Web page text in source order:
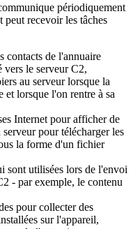
périodiquement
peut recevoir les tâches
contacts de l'annuaire
vers le serveur C2,
au serveur lorsque la
et lorsque l'on rentre à sa
Internet pour afficher de
pour télécharger les
la forme d'un fichier
sont utilisées lors de l'envoi
- par exemple, le contenu
pour collecter des
sur l'appareil,